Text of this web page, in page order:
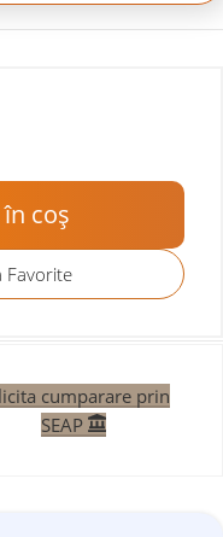
coș
Favorite
cumparare prin
SEAP